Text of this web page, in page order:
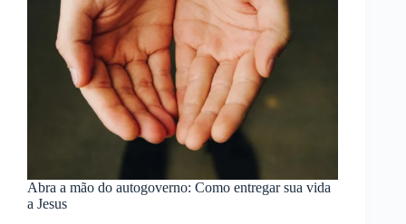
Abra a mão do autogoverno: Como entregar sua vida
a Jesus